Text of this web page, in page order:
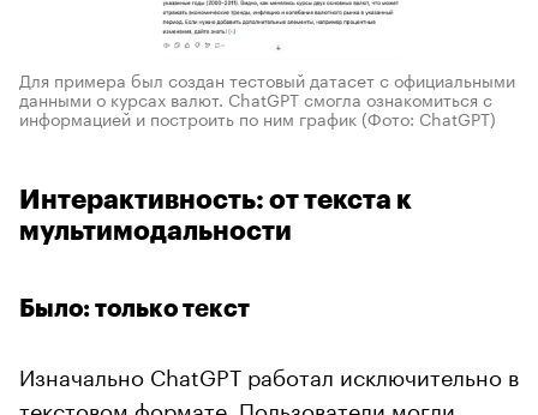
Для примера был создан тестовый датасет с официальными
данными о курсах валют. ChatGPT смогла ознакомиться с
информацией и построить по ним график (Фото: ChatGPT)
Интерактивность: от текста к
мультимодальности
Было: только текст
Изначально ChatGPT работал исключительно в
текстовом формате. Пользователи могли